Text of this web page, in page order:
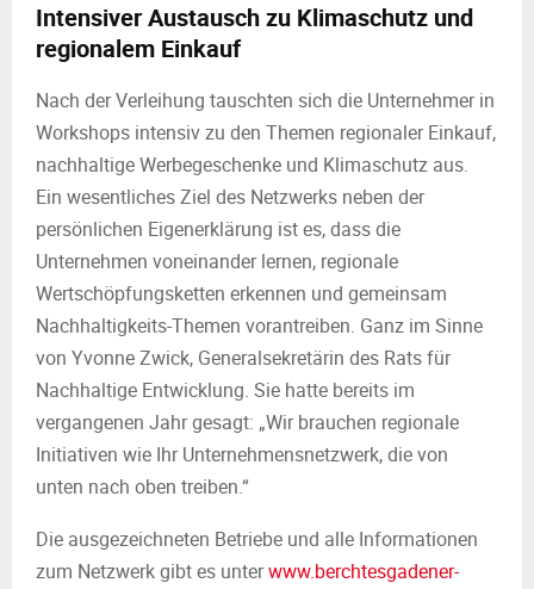
Intensiver Austausch zu Klimaschutz und
regionalem Einkauf
Nach der Verleihung tauschten sich die Unternehmer in
Workshops intensiv zu den Themen regionaler Einkauf,
nachhaltige Werbegeschenke und Klimaschutz aus.
Ein wesentliches Ziel des Netzwerks neben der
persönlichen Eigenerklärung ist es, dass die
Unternehmen voneinander lernen, regionale
Wertschöpfungsketten erkennen und gemeinsam
Nachhaltigkeits-Themen vorantreiben. Ganz im Sinne
von Yvonne Zwick, Generalsekretärin des Rats für
Nachhaltige Entwicklung. Sie hatte bereits im
vergangenen Jahr gesagt: „Wir brauchen regionale
Initiativen wie Ihr Unternehmensnetzwerk, die von
unten nach oben treiben.“
Die ausgezeichneten Betriebe und alle Informationen
zum Netzwerk gibt es unterwww.berchtesgadener-